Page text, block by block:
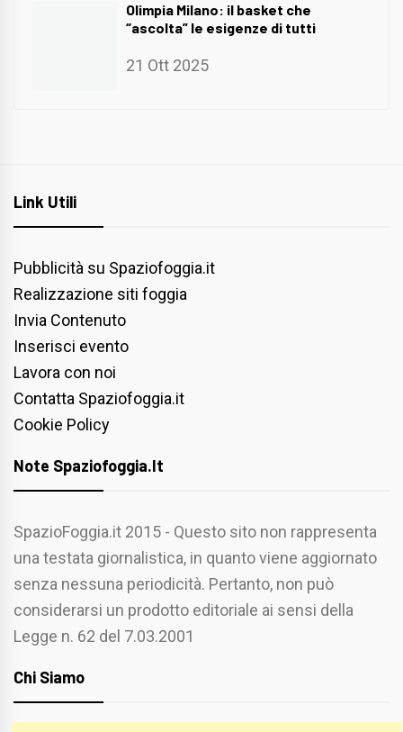
Olimpia Milano: il basket che
“ascolta” le esigenze di tutti
21 Ott 2025
Link Utili
Pubblicità su Spaziofoggia.it
Realizzazione siti foggia
Invia Contenuto
Inserisci evento
Lavora con noi
Contatta Spaziofoggia.it
Cookie Policy
Note Spaziofoggia.it
SpazioFoggia.it 2015 - Questo sito non rappresenta
una testata giornalistica, in quanto viene aggiornato
senza nessuna periodicità. Pertanto, non può
considerarsi un prodotto editoriale ai sensi della
Legge n. 62 del 7.03.2001
Chi Siamo